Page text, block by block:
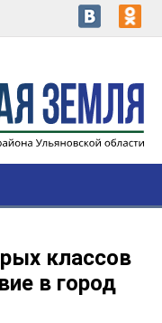
классов
в город